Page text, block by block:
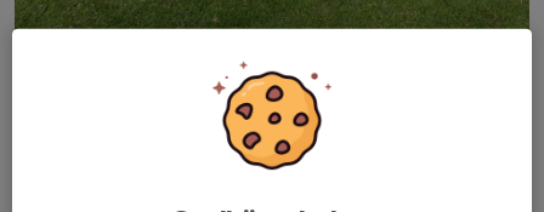
Efter en mycket bra insats i semifinalen idag spelar vi A-final
imorgon 13:30 i Katrineholm Cup
Det finns en stor läktare att fylla och vi ser gärna att vi får ett